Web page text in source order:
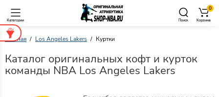
Категории Поиск
0
Корзина
Главная Los Angeles Lakers Куртки
Каталог оригинальных кофт и курток
команды NBA Los Angeles Lakers